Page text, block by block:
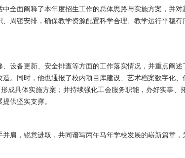
全面阐释了本年度招生工作的总体思路与实施方案，并对
周密安排，确保教学资源配置科学合理、教学运行平稳有
设备更新、安全排查等方面的工作落实情况，并重点阐述
。同时，他也通报了校内项目库建设、艺术档案数字化、
成具体实施方案；并持续强化工会服务职能，办好实事、
供坚实支撑。
肩，锐意进取，共同谱写丙午马年学校发展的崭新篇章，